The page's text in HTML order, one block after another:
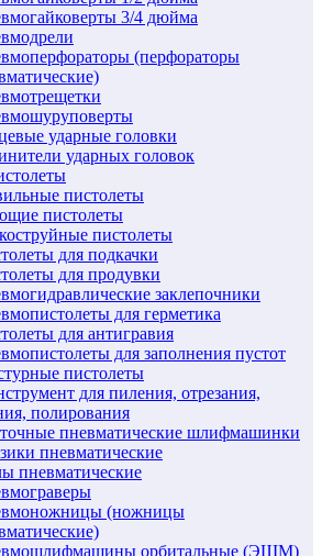
3/4 дюйма
(перфораторы
ударные головки
ударных головок
пистолеты
пистолеты
пистолеты
для подкачки
для продувки
заклепочники
для герметика
для антигравия
для заполнения пустот
пистолеты
для пиления, отрезания,
полирования
пневматические шлифмашинки
пневматические
пневматические
(ножницы
орбитальные (ЭШМ)